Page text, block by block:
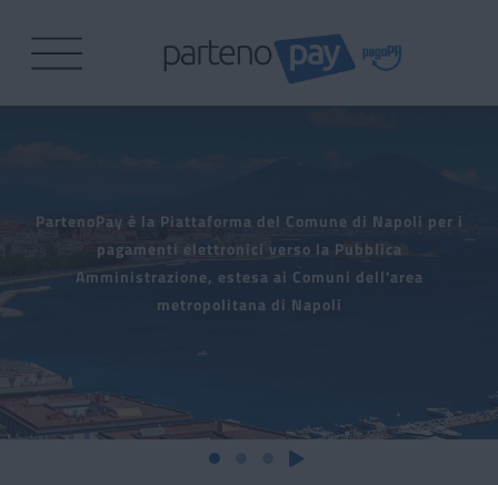
PartenoPay è la Piattaforma del Comune di Napoli per i
pagamenti elettronici verso la Pubblica
Amministrazione, estesa ai Comuni dell'area
metropolitana di Napoli